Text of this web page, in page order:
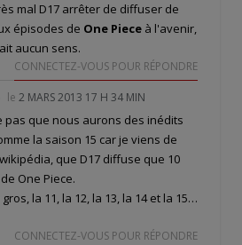
mal D17 arrêter de diffuser de
épisodes de One Piece à l'avenir,
aucun sens.
CONNECTEZ-VOUS POUR RÉPONDRE
le 2 MARS 2013 17 H 34 MIN
pas que nous aurons des inédits
la saison 15 car je viens de
que D17 diffuse que 10
One Piece.
la 11, la 12, la 13, la 14 et la 15…
CONNECTEZ-VOUS POUR RÉPONDRE